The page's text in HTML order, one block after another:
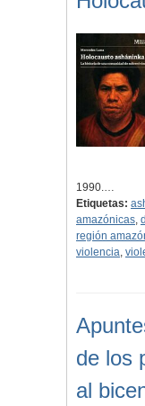
1990.…
Etiquetas:
amazónicas,
región
violencia,
de los
al